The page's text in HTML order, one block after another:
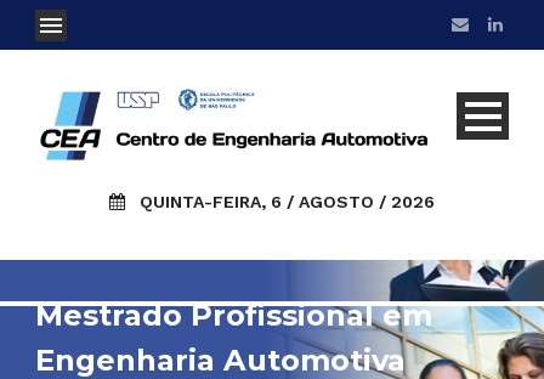
QUINTA-FEIRA, 6 / AGOSTO / 2026
Mestrado Profissional em
Engenharia Automotiva